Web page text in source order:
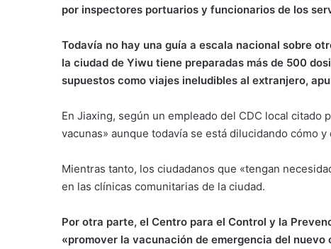
por inspectores portuarios y funcionarios de los
Todavía no hay una guía a escala nacional sobre
la ciudad de Yiwu tiene preparadas más de 500
supuestos como viajes ineludibles al extranjero,
En Jiaxing, según un empleado del CDC local citado
vacunas» aunque todavía se está dilucidando cómo
Mientras tanto, los ciudadanos que «tengan
en las clínicas comunitarias de la ciudad.
Por otra parte, el Centro para el Control y la
«promover la vacunación de emergencia del